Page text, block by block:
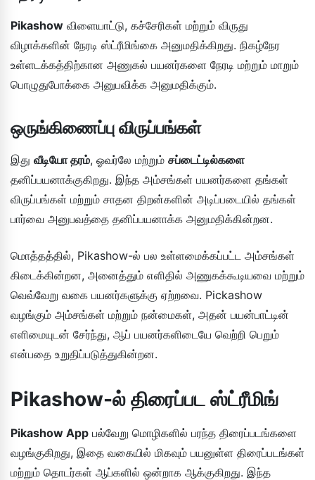
Pikashow விளையாட்டு, கச்சேரிகள் மற்றும் விருது
விழாக்களின் நேரடி ஸ்ட்ரீமிங்கை அனுமதிக்கிறது. நிகழ்நேர
உள்ளடக்கத்திற்கான அணுகல் பயனர்களை நேரடி மற்றும் மாறும்
பொழுதுபோக்கை அனுபவிக்க அனுமதிக்கும்.
ஒருங்கிணைப்பு விருப்பங்கள்
இது வீடியோ தரம், ஓவர்லே மற்றும் சப்டைட்டில்களை
தனிப்பயனாக்குகிறது. இந்த அம்சங்கள் பயனர்களை தங்கள்
விருப்பங்கள் மற்றும் சாதன திறன்களின் அடிப்படையில் தங்கள்
பார்வை அனுபவத்தை தனிப்பயனாக்க அனுமதிக்கின்றன.
மொத்தத்தில், Pikashow-ல் பல உள்ளமைக்கப்பட்ட அம்சங்கள்
கிடைக்கின்றன, அனைத்தும் எளிதில் அணுகக்கூடியவை மற்றும்
வெவ்வேறு வகை பயனர்களுக்கு ஏற்றவை. Pickashow
வழங்கும் அம்சங்கள் மற்றும் நன்மைகள், அதன் பயன்பாட்டின்
எளிமையுடன் சேர்ந்து, ஆப் பயனர்களிடையே வெற்றி பெறும்
என்பதை உறுதிப்படுத்துகின்றன.
Pikashow-ல் திரைப்பட ஸ்ட்ரீமிங்
Pikashow App பல்வேறு மொழிகளில் பரந்த திரைப்படங்களை
வழங்குகிறது, இதை வகையில் மிகவும் பயனுள்ள திரைப்படங்கள்
மற்றும் தொடர்கள் ஆப்களில் ஒன்றாக ஆக்குகிறது. இந்த